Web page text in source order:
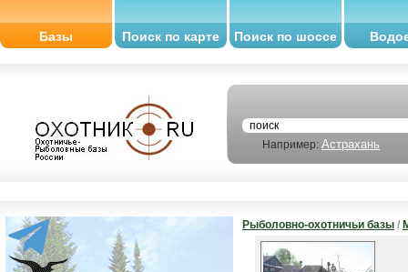
Базы Поиск по карте Поиск по шоссе
Например: Астрахань
Рыболовно-охотничьи базы /